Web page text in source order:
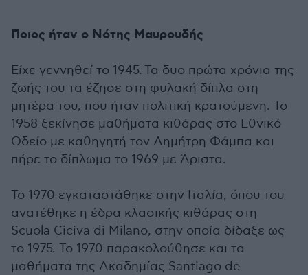
Ποιος ήταν ο Νότης Μαυρουδής
Είχε γεννηθεί το 1945. Τα δυο πρώτα χρόνια της
ζωής του τα έζησε στη φυλακή δίπλα στη
μητέρα του, που ήταν πολιτική κρατούμενη. Το
1958 ξεκίνησε μαθήματα κιθάρας στο Εθνικό
Ωδείο με καθηγητή τον Δημήτρη Φάμπα και
πήρε το δίπλωμα το 1969 με Άριστα.
Το 1970 εγκαταστάθηκε στην Ιταλία, όπου του
ανατέθηκε η έδρα κλασικής κιθάρας στη
Scuola Ciciva di Milano, στην οποία δίδαξε ως
το 1975. Το 1970 παρακολούθησε και τα
μαθήματα της Ακαδημίας Santiago de